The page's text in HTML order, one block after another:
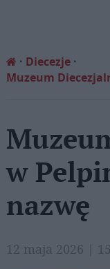
Diecezje
Muzeum
w
nazwę
12 maja 2026 |